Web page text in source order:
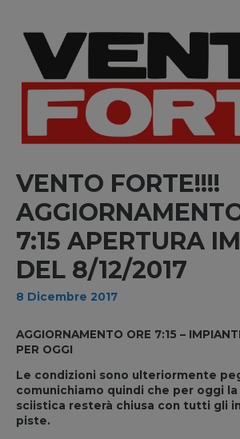
VENTO FORTE!!!!
7:15 APERTURA
DEL 8/12/2017
8 Dicembre 2017
AGGIORNAMENTO ORE 7:15 –
PER OGGI
Le condizioni sono ulteriormente
comunichiamo quindi che per oggi
sciistica resterà chiusa con tutti gli
piste.